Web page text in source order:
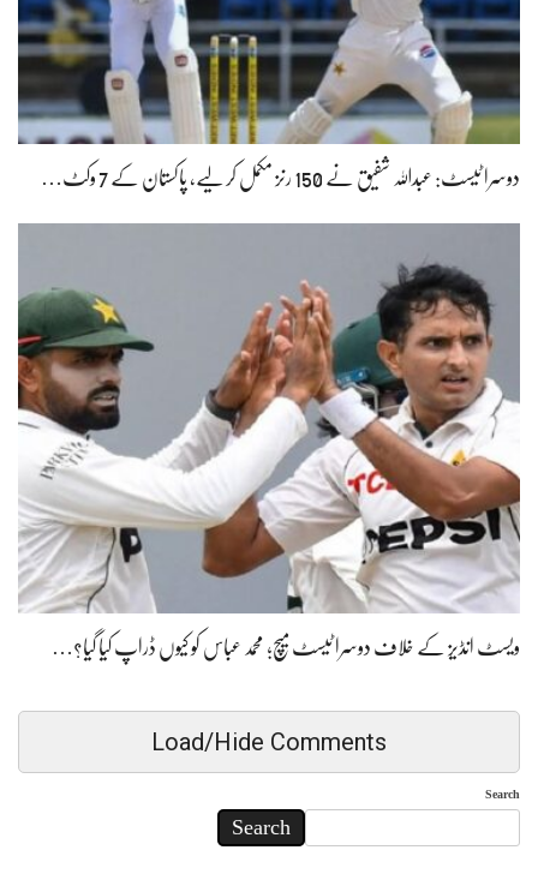
دوسرا ٹیسٹ: عبداللہ شفیق نے 150 رنز مکمل کر لیے، پاکستان کے 7 وکٹ…
ویسٹ انڈیز کے خلاف دوسرا ٹیسٹ میچ؛ محمد عباس کو کیوں ڈراپ کیا گیا؟…
Load/Hide Comments
Search
Search